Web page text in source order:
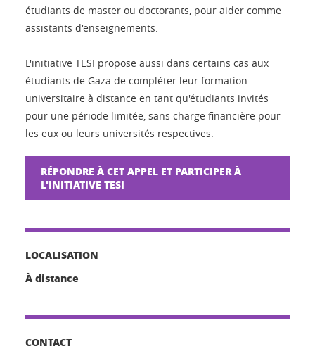
étudiants de master ou doctorants, pour aider comme
assistants d'enseignements.
L'initiative TESI propose aussi dans certains cas aux
étudiants de Gaza de compléter leur formation
universitaire à distance en tant qu'étudiants invités
pour une période limitée, sans charge financière pour
les eux ou leurs universités respectives.
RÉPONDRE À CET APPEL ET PARTICIPER À
L'INITIATIVE TESI
LOCALISATION
À distance
CONTACT